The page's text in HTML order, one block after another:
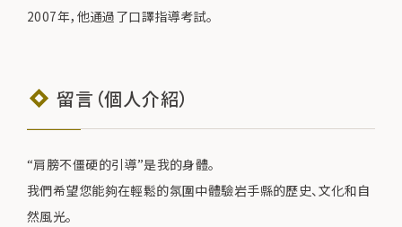
2007年，他通過了口譯指導考試。
留言（個人介紹）
“肩膀不僵硬的引導”是我的身體。
我們希望您能夠在輕鬆的氛圍中體驗岩手縣的歷史、文化和自
然風光。